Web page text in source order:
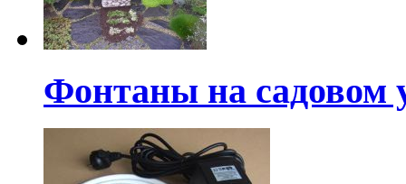
Фонтаны на садовом